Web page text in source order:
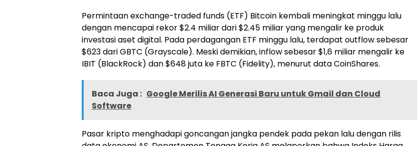
Permintaan exchange-traded funds (ETF) Bitcoin kembali meningkat minggu lalu
dengan mencapai rekor $2.4 miliar dari $2.45 miliar yang mengalir ke produk
investasi aset digital. Pada perdagangan ETF minggu lalu, terdapat outflow sebesar
$623 dari GBTC (Grayscale). Meski demikian, inflow sebesar $1,6 miliar mengalir ke
IBIT (BlackRock) dan $648 juta ke FBTC (Fidelity), menurut data CoinShares.
Baca Juga : Google Merilis AI Generasi Baru untuk Gmail dan Cloud
Software
Pasar kripto menghadapi goncangan jangka pendek pada pekan lalu dengan rilis